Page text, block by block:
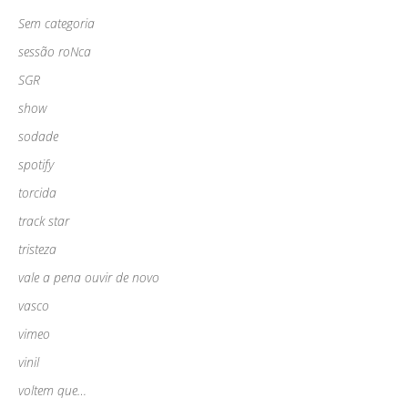
Sem categoria
sessão roNca
SGR
show
sodade
spotify
torcida
track star
tristeza
vale a pena ouvir de novo
vasco
vimeo
vinil
voltem que…